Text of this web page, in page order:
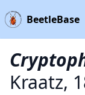
BeetleBase
Kraatz,